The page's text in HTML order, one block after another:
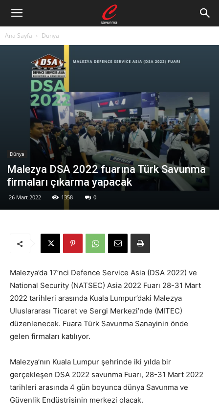
Ana Sayfa Dünya
Dünya
Malezya DSA 2022 fuarına Türk Savunma
firmaları çıkarma yapacak
26 Mart 2022 1358 0
Malezya’da 17’nci Defence Service Asia (DSA 2022) ve
National Security (NATSEC) Asia 2022 Fuarı 28-31 Mart
2022 tarihleri arasında Kuala Lumpur’daki Malezya
Uluslararası Ticaret ve Sergi Merkezi’nde (MITEC)
düzenlenecek. Fuara Türk Savunma Sanayinin önde
gelen firmaları katılıyor.
Malezya’nın Kuala Lumpur şehrinde iki yılda bir
gerçekleşen DSA 2022 savunma Fuarı, 28-31 Mart 2022
tarihleri arasında 4 gün boyunca dünya Savunma ve
Güvenlik Endüstrisinin merkezi olacak.